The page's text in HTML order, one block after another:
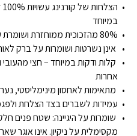
במיוחד
80% מהזכוכית ממוחזרת ושומרת על עולם ירוק יותר
אינן נשרטות ושומרות על ברק
קלות ודקות במיוחד – חצי
אחרות
מתאימות לאחסון מינימליסטי,
עמידות לשברים בצד הצלחת
שומרות על היגיינה: שטח פנים
מקסימלית על ניקיון. אינו אוגר